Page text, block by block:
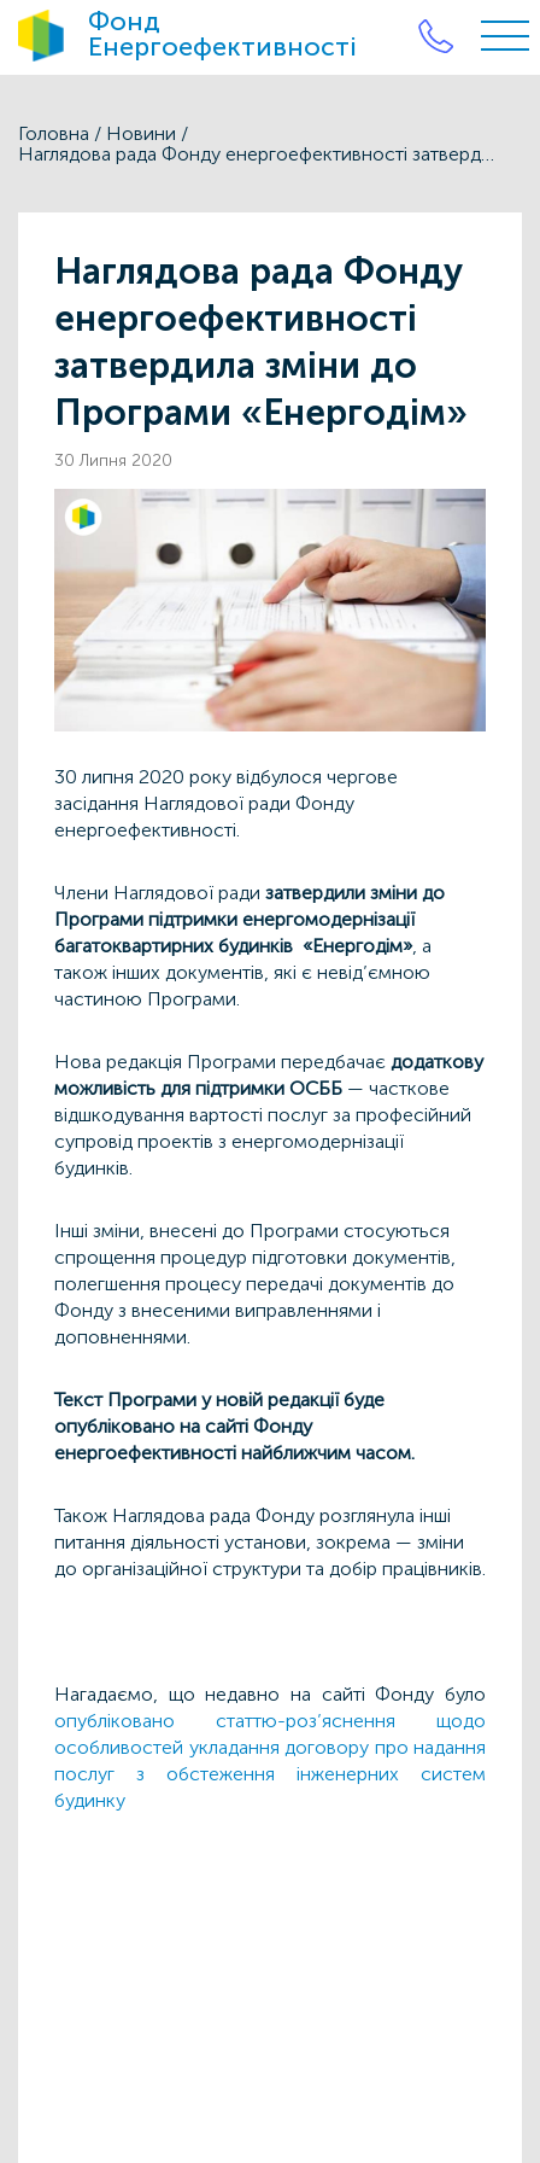
Фонд
Енергоефективності
Головна / Новини /
Наглядова рада Фонду енергоефективності затвердила зміни до Програми «Енергодім»
Наглядова рада Фонду
енергоефективності
затвердила зміни до
Програми «Енергодім»
30 Липня 2020
30 липня 2020 року відбулося чергове
засідання Наглядової ради Фонду
енергоефективності.
Члени Наглядової ради затвердили зміни до
Програми підтримки енергомодернізації
багатоквартирних будинків «Енергодім», а
також інших документів, які є невід’ємною
частиною Програми.
Нова редакція Програми передбачає додаткову
можливість для підтримки ОСББ — часткове
відшкодування вартості послуг за професійний
супровід проектів з енергомодернізації
будинків.
Інші зміни, внесені до Програми стосуються
спрощення процедур підготовки документів,
полегшення процесу передачі документів до
Фонду з внесеними виправленнями і
доповненнями.
Текст Програми у новій редакції буде
опубліковано на сайті Фонду
енергоефективності найближчим часом.
Також Наглядова рада Фонду розглянула інші
питання діяльності установи, зокрема — зміни
до організаційної структури та добір працівників.
Нагадаємо, що недавно на сайті Фонду було
опубліковано статтю-роз’яснення щодо
особливостей укладання договору про надання
послуг з обстеження інженерних систем
будинку